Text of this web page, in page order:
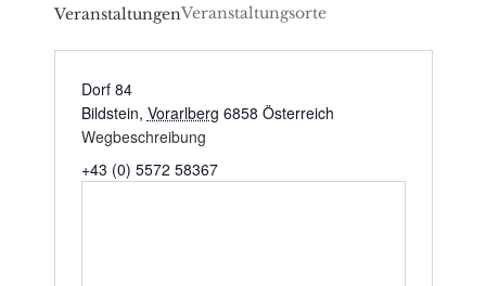
VeranstaltungenVeranstaltungsorte
Dorf 84
Bildstein, Vorarlberg 6858 Österreich
Wegbeschreibung
+43 (0) 5572 58367